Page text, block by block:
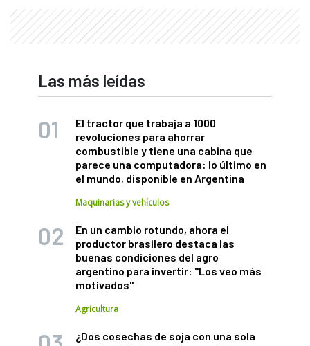
Las más leídas
El tractor que trabaja a 1000
revoluciones para ahorrar
combustible y tiene una cabina que
parece una computadora: lo último en
el mundo, disponible en Argentina
Maquinarias y vehículos
En un cambio rotundo, ahora el
productor brasilero destaca las
buenas condiciones del agro
argentino para invertir: "Los veo más
motivados"
Agricultura
¿Dos cosechas de soja con una sola